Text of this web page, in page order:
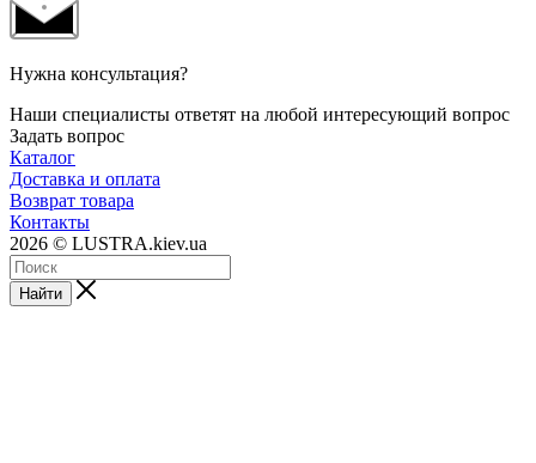
Нужна консультация?
Наши специалисты ответят на любой интересующий вопрос
Задать вопрос
Каталог
Доставка и оплата
Возврат товара
Контакты
2026 © LUSTRA.kiev.ua
Найти